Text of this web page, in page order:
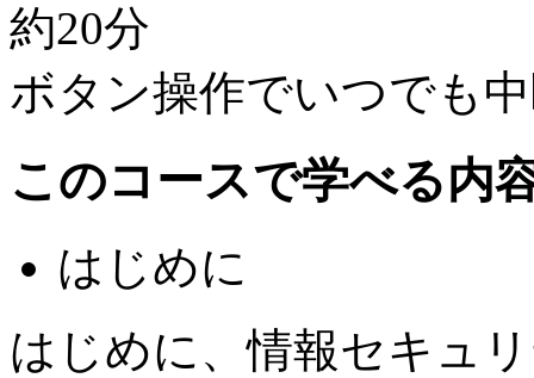
約20分
ボタン操作でいつでも
このコースで学べる内
はじめに
はじめに、情報セキュ